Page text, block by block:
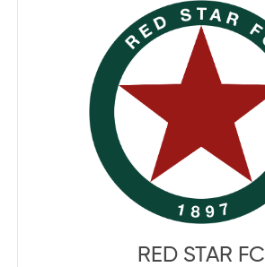
RED STAR FC